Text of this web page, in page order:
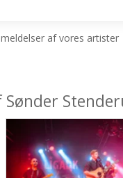
af vores artister